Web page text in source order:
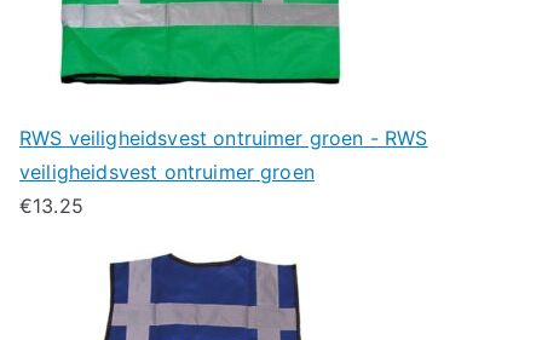
RWS veiligheidsvest ontruimer groen - RWS
veiligheidsvest ontruimer groen
€13.25